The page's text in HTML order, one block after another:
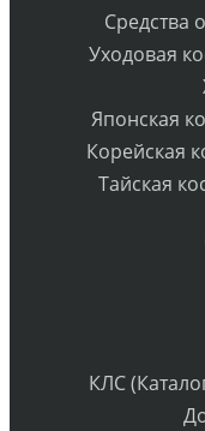
Средства
Уходовая
Японская
Корейская
Тайская
КЛС